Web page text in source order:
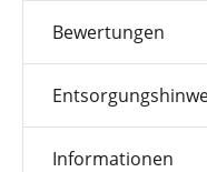
Bewertungen
Informationen